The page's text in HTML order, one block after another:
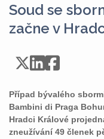
Soud se
začne v
Případ bývalého
Bambini di Praga
Hradci Králové
zneužívání 49 členek